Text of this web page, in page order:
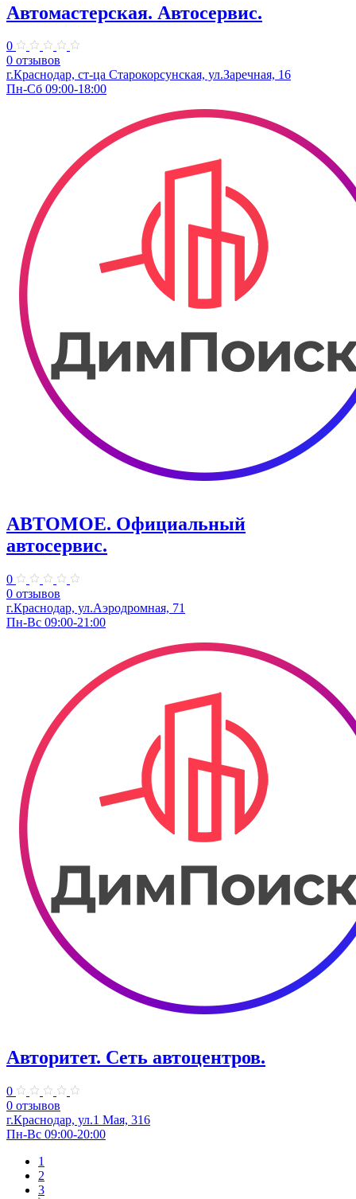
Автомастерская. Автосервис.
0
0 отзывов
г.Краснодар, ст-ца Старокорсунская, ул.Заречная, 16
Пн-Сб 09:00-18:00
АВТОМОЕ. ​Официальный
автосервис.
0
0 отзывов
г.Краснодар, ул.​Аэродромная, 71
Пн-Вс 09:00-21:00
Авторитет. ​Сеть автоцентров.
0
0 отзывов
г.Краснодар, ул.​1 Мая, 316
Пн-Вс 09:00-20:00
1
2
3